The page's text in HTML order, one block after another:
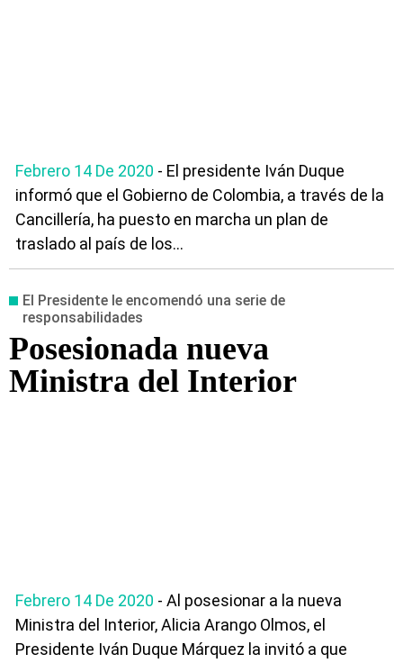
Febrero 14 De 2020 - El presidente Iván Duque
informó que el Gobierno de Colombia, a través de la
Cancillería, ha puesto en marcha un plan de
traslado al país de los...
El Presidente le encomendó una serie de
responsabilidades
Posesionada nueva
Ministra del Interior
Febrero 14 De 2020 - Al posesionar a la nueva
Ministra del Interior, Alicia Arango Olmos, el
Presidente Iván Duque Márquez la invitó a que